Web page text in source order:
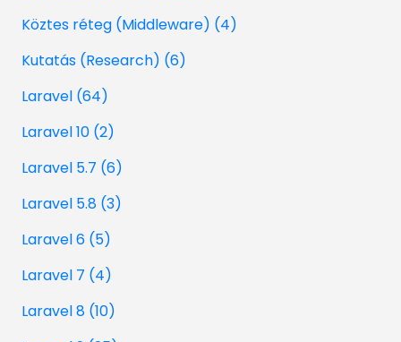
Köztes réteg (Middleware) (4)
Kutatás (Research) (6)
Laravel (64)
Laravel 10 (2)
Laravel 5.7 (6)
Laravel 5.8 (3)
Laravel 6 (5)
Laravel 7 (4)
Laravel 8 (10)